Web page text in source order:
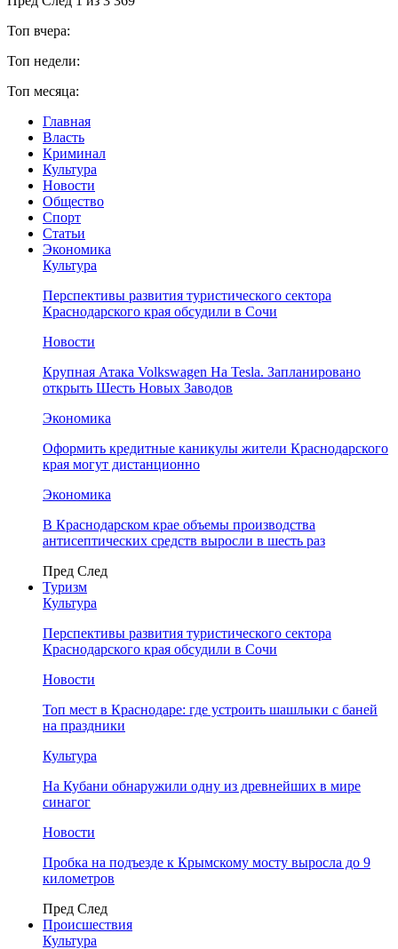
Топ вчера:
Топ недели:
Топ месяца:
Главная
Власть
Криминал
Культура
Новости
Общество
Спорт
Статьи
Экономика
Культура
Перспективы развития туристического сектора
Краснодарского края обсудили в Сочи
Новости
Крупная Атака Volkswagen На Tesla. Запланировано
открыть Шесть Новых Заводов
Экономика
Оформить кредитные каникулы жители Краснодарского
края могут дистанционно
Экономика
В Краснодарском крае объемы производства
антисептических средств выросли в шесть раз
Пред След
Туризм
Культура
Перспективы развития туристического сектора
Краснодарского края обсудили в Сочи
Новости
Топ мест в Краснодаре: где устроить шашлыки с баней
на праздники
Культура
На Кубани обнаружили одну из древнейших в мире
синагог
Новости
Пробка на подъезде к Крымскому мосту выросла до 9
километров
Пред След
Происшествия
Культура